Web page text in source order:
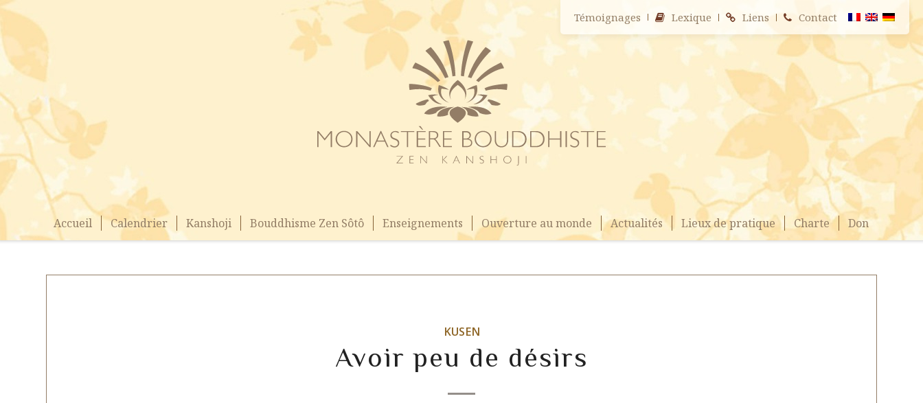
Témoignages Lexique Liens Contact
Accueil Calendrier Kanshoji Bouddhisme Zen Sôtô Enseignements Ouverture au monde Actualités Lieux de pratique Charte Don
KUSEN
Avoir peu de désirs